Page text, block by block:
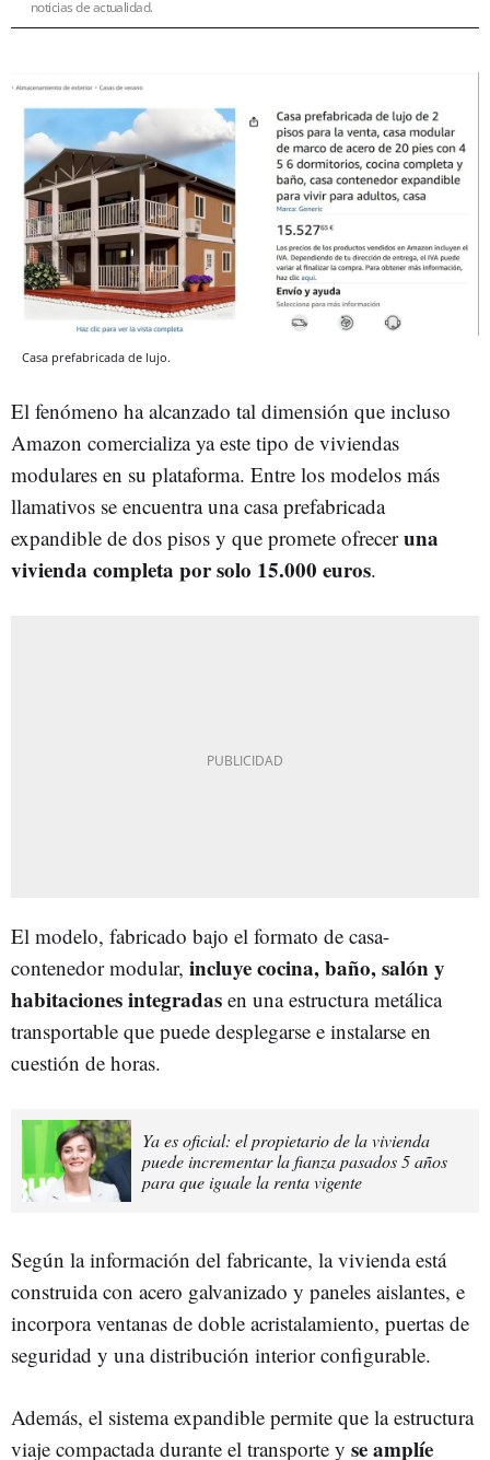
noticias de actualidad.
Casa prefabricada de lujo.
El fenómeno ha alcanzado tal dimensión que incluso
Amazon comercializa ya este tipo de viviendas
modulares en su plataforma. Entre los modelos más
llamativos se encuentra una casa prefabricada
expandible de dos pisos y que promete ofreceruna
vivienda completa por solo 15.000 euros.
El modelo, fabricado bajo el formato de casa-
contenedor modular, incluye cocina, baño, salón y
habitaciones integradas en una estructura metálica
transportable que puede desplegarse e instalarse en
cuestión de horas.
Ya es oficial: el propietario de la vivienda
puede incrementar la fianza pasados 5 años
para que iguale la renta vigente
Según la información del fabricante, la vivienda está
construida con acero galvanizado y paneles aislantes, e
incorpora ventanas de doble acristalamiento, puertas de
seguridad y una distribución interior configurable.
Además, el sistema expandible permite que la estructura
viaje compactada durante el transporte y se amplíe